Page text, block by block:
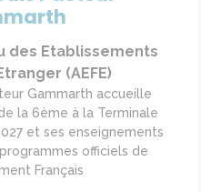
des Etablissements
(AEFE)
Gammarth accueille
la 6ème à la Terminale
et ses enseignements
officiels de
Français